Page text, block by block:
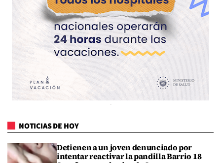
NOTICIAS DE HOY
Detienen a un joven denunciado por
intentar reactivar la pandilla Barrio 18